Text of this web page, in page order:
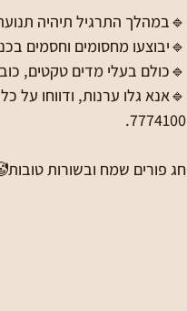
🔹במהלך התרגיל תיהיה
🔹יבוצעו מחסומים וחסמים
🔹כולם בעלי מדים טקטים,
7774100.
חג פורים שמח ובשורות